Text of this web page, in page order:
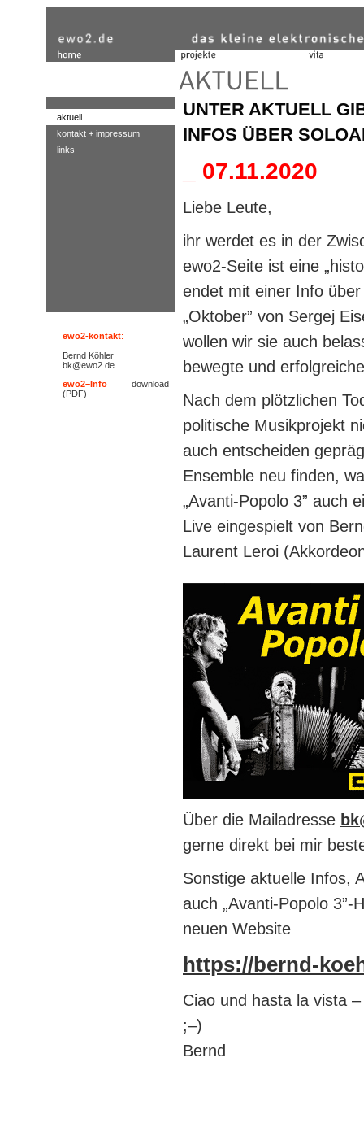
aktuell
kontakt + impressum
links
ewo2-kontakt:
Bernd Köhler
bk@ewo2.de
ewo2–Info
download
(PDF)
UNTER AKTUELL
INFOS ÜBER
_ 07.11.2020
Liebe Leute,
ihr werdet es in der
ewo2-Seite ist eine
endet mit einer Info
„Oktober” von Sergej
wollen wir sie auch
bewegte und
Nach dem plötzlichen
politische Musikprojekt
auch entscheiden
Ensemble neu finden,
„Avanti-Popolo 3” auch
Live eingespielt von
Laurent Leroi
Über die Mailadresse
gerne direkt bei mir
Sonstige aktuelle Infos,
auch „Avanti-Popolo
neuen Website
https://bernd-
Ciao und hasta la vista
;–)
Bernd